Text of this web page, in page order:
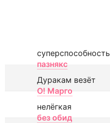
суперспособность
пазнякс
Дуракам везёт
О! Марго
нелёгкая
без обид